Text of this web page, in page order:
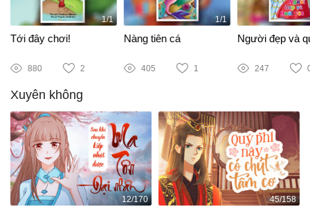
1/1
Tới đây chơi!
880 2
1/1
Nàng tiên cá
405 1
Người đẹp và
247
Xuyên không
12/170 45/158